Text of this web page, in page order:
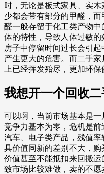
时，无论是板式家具、实
少都会带有部分的甲醛，
醛一般存留于化工类产物
体的特性，导致人体过敏
房子中停留时间过长会引
产生更大的危害。而二手
上已经挥发殆尽，更加环保
我想开一个回收
可以啊，当前市场基本是
竞争力基本为零，危机是
汽车、电子类产品，残值
具价值同新的差别不大，
价值甚至不能抵扣来回搬
致市场比较难做，卖的不愿